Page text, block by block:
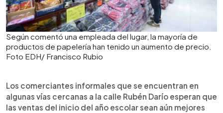
Según comentó una empleada del lugar, la mayoría de
productos de papelería han tenido un aumento de precio.
Foto EDH/ Francisco Rubio
Los comerciantes informales que se encuentran en
algunas vías cercanas a la calle Rubén Darío esperan que
las ventas del inicio del año escolar sean aún mejores